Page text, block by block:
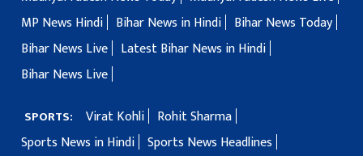
MP News Hindi
Bihar News in Hindi
Bihar News Today
Bihar News Live
Latest Bihar News in Hindi
Bihar News Live
SPORTS: Virat Kohli
Rohit Sharma
Sports News in Hindi Sports News Headlines